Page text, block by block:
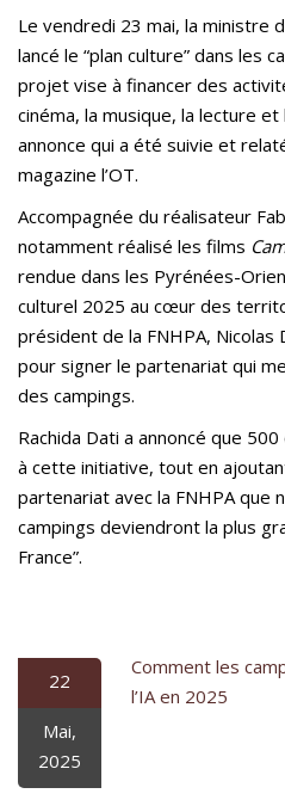
Le vendredi 23 mai, la ministre
lancé le “plan culture” dans les
projet vise à financer des
cinéma, la musique, la lecture
annonce qui a été suivie et
magazine l’OT.
Accompagnée du réalisateur
notamment réalisé les films
rendue dans les Pyrénées-
culturel 2025 au cœur des
président de la FNHPA,
pour signer le partenariat qui
des campings.
Rachida Dati a annoncé que
à cette initiative, tout en
partenariat avec la FNHPA que
campings deviendront la plus
France”.
22
Mai,
2025
Comment les
l’IA en 2025